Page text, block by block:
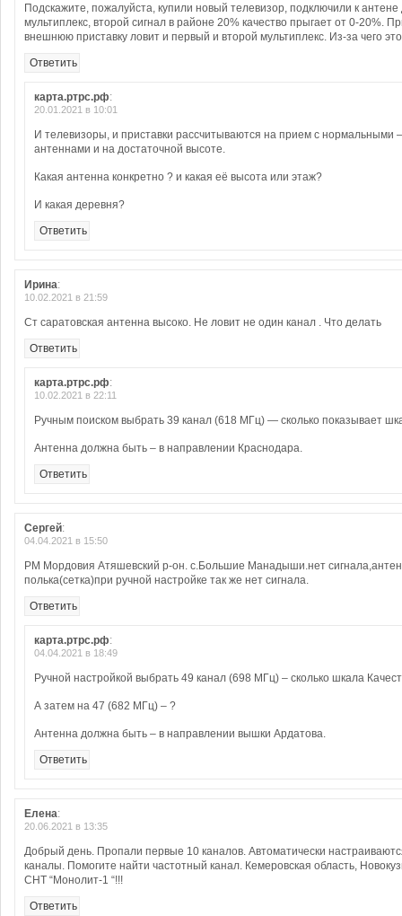
Подскажите, пожалуйста, купили новый телевизор, подключили к
мультиплекс, второй сигнал в районе 20% качество прыгает от 0-20%.
внешнюю приставку ловит и первый и второй мультиплекс. Из-за чего
Ответить
карта.ртрс.рф:
20.01.2021 в 10:01
И телевизоры, и приставки рассчитываются на прием с нормальными
антеннами и на достаточной высоте.
Какая антенна конкретно ? и какая её высота или этаж?
И какая деревня?
Ответить
Ирина:
10.02.2021 в 21:59
Ст саратовская антенна высоко. Не ловит не один канал . Что делать
Ответить
карта.ртрс.рф:
10.02.2021 в 22:11
Ручным поиском выбрать 39 канал (618 МГц) — сколько показывает
Антенна должна быть – в направлении Краснодара.
Ответить
Сергей:
04.04.2021 в 15:50
РМ Мордовия Атяшевский р-он. с.Большие Манадыши.нет
полька(сетка)при ручной настройке так же нет сигнала.
Ответить
карта.ртрс.рф:
04.04.2021 в 18:49
Ручной настройкой выбрать 49 канал (698 МГц) – сколько шкала
А затем на 47 (682 МГц) – ?
Антенна должна быть – в направлении вышки Ардатова.
Ответить
Елена:
20.06.2021 в 13:35
Добрый день. Пропали первые 10 каналов. Автоматически
каналы. Помогите найти частотный канал. Кемеровская область,
СНТ “Монолит-1 “!!!
Ответить